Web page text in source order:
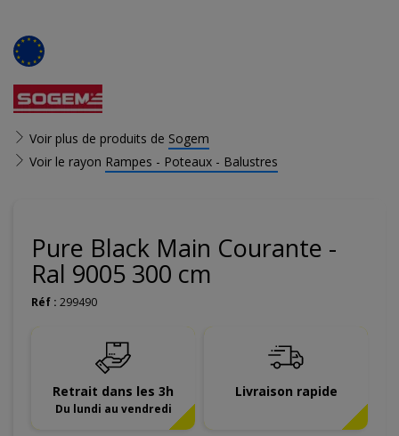
Voir plus de produits de Sogem
Voir le rayon Rampes - Poteaux - Balustres
Pure Black Main Courante -
Ral 9005 300 cm
Réf : 299490
Retrait dans les 3h
Du lundi au vendredi
Livraison rapide